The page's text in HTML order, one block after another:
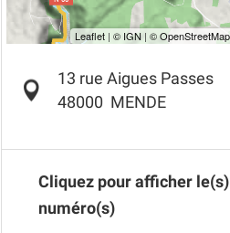
13 rue Aigues Passes
48000 MENDE
Cliquez pour afficher le(s)
numéro(s)